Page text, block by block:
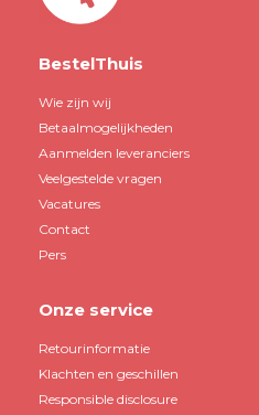
BestelThuis
Wie zijn wij
Betaalmogelijkheden
Aanmelden leveranciers
Veelgestelde vragen
Vacatures
Contact
Pers
Onze service
Retourinformatie
Klachten en geschillen
Responsible disclosure